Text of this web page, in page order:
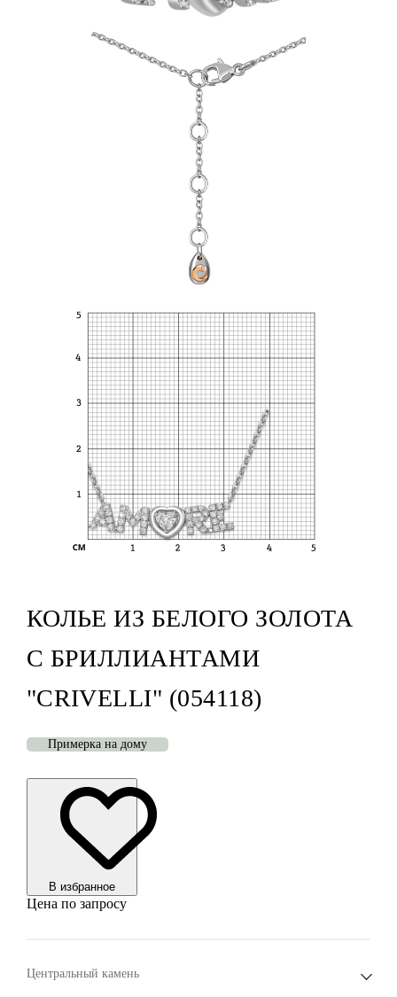
КОЛЬЕ ИЗ БЕЛОГО ЗОЛОТА
С БРИЛЛИАНТАМИ
"CRIVELLI" (054118)
Примерка на дому
В избранноe
Цена по запросу
Центральный камень